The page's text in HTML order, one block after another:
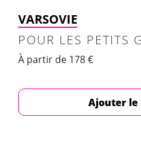
VARSOVIE
POUR LES PETITS
À partir de 178 €
Ajouter le